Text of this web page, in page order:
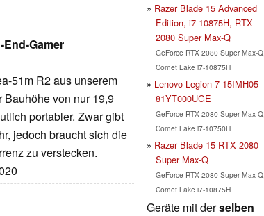
Gamer
51m R2 aus unserem
Bauhöhe von nur 19,9
portabler. Zwar gibt
jedoch braucht sich die
zu verstecken.
Razer Blade 15 Advanced
Edition, i7-10875H, RTX
2080 Super Max-Q
GeForce RTX 2080 Super Max-Q,
Comet Lake i7-10875H
Lenovo Legion 7 15IMH05-
81YT000UGE
GeForce RTX 2080 Super Max-Q,
Comet Lake i7-10750H
Razer Blade 15 RTX 2080
Super Max-Q
GeForce RTX 2080 Super Max-Q,
Comet Lake i7-10875H
Geräte mit derselben